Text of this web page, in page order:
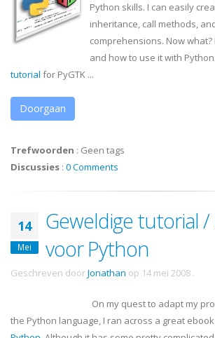
Python skills. I can easily
inheritance, call methods,
comprehensions. Now
and how to use it with
tutorial for PyGTK ...
Doorgaan
Trefwoorden : Geen tags
Discussies : 0 Comments
14
Mei
Geweldige tutorial
voor Python
Geschreven doorJonathan op 14 mei 2008 .
On my quest to adapt my
the Python language, I ran across a great ebook